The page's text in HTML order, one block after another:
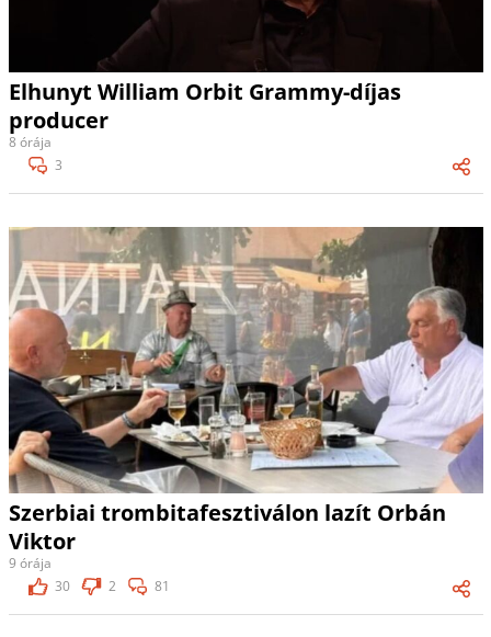
Elhunyt William Orbit Grammy-díjas
producer
8 órája
3
Szerbiai trombitafesztiválon lazít Orbán
Viktor
9 órája
30
2 81